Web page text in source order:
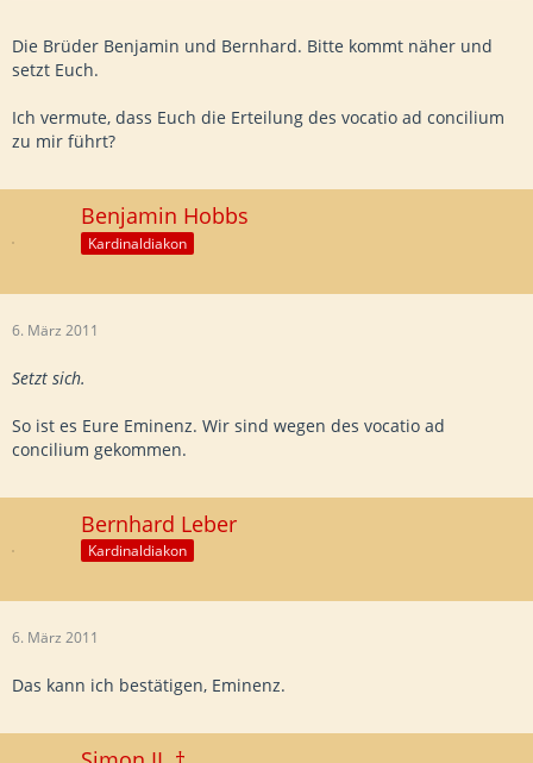
Die Brüder Benjamin und Bernhard. Bitte kommt näher und
setzt Euch.
Ich vermute, dass Euch die Erteilung des vocatio ad concilium
zu mir führt?
Benjamin Hobbs
Kardinaldiakon
6. März 2011
Setzt sich.
So ist es Eure Eminenz. Wir sind wegen des vocatio ad
concilium gekommen.
Bernhard Leber
Kardinaldiakon
6. März 2011
Das kann ich bestätigen, Eminenz.